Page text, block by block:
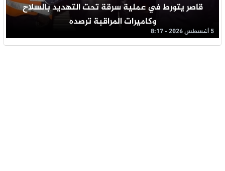
قاصر يتورط في عملية سرقة تحت التهديد بالسلاح
وكاميرات المراقبة ترصده
5 أغسطس 2026 - 8:17